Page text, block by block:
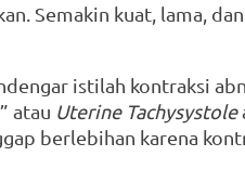
Semakin kuat, lama,
istilah kontraksi
atau Uterine Tachysystole
berlebihan karena